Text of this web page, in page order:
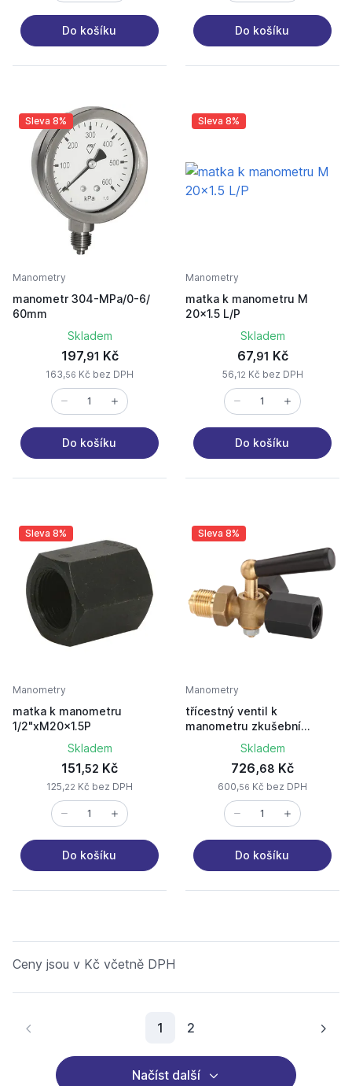
Do košíku Do košíku
Sleva 8%
Manometry
manometr 304-MPa/0-6/
60mm
Skladem
197,91 Kč
163,56 Kč bez DPH
Do košíku
Sleva 8%
Manometry
matka k manometru M
20x1.5 L/P
Skladem
67,91 Kč
56,12 Kč bez DPH
Do košíku
Sleva 8%
Manometry
matka k manometru
1/2"xM20x1.5P
Skladem
151,52 Kč
125,22 Kč bez DPH
Do košíku
Sleva 8%
Manometry
třícestný ventil k
manometru zkušební
Skladem
726,68 Kč
600,56 Kč bez DPH
Do košíku
Ceny jsou v Kč včetně DPH
1 Aktuální stránka
2
Načíst další